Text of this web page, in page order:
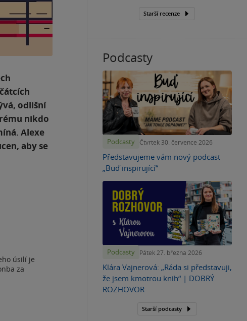
odlišní
nikdo
Alexe
aby se
úsilí je
za
Starší recenze
Podcasty
Podcasty Čtvrtek 30. července 2026
Představujeme vám nový podcast
„Buď inspirující“
Podcasty Pátek 27. března 2026
Klára Vajnerová: „Ráda si představuji,
že jsem kmotrou knih“ | DOBRÝ
ROZHOVOR
Starší podcasty